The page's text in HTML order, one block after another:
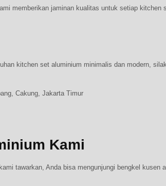
memberikan jaminan kualitas untuk setiap
kitchen set aluminium minimalis dan modern,
Cakung, Jakarta Timur
Kami
tawarkan, Anda bisa mengunjungi bengkel